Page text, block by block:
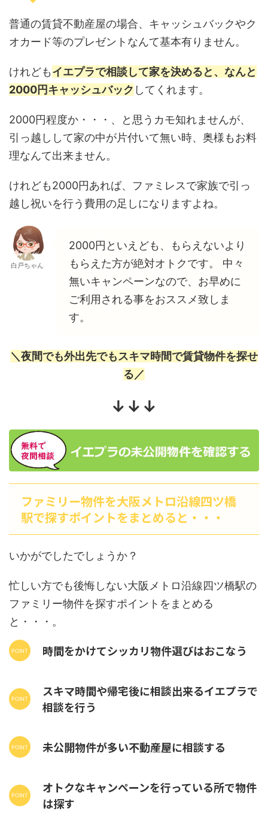
普通の賃貸不動産屋の場合、キャッシュバックやク
オカード等のプレゼントなんて基本有りません。
けれどもイエプラで相談して家を決めると、なんと
2000円キャッシュバック してくれます。
2000円程度か・・・、と思うカモ知れませんが、
引っ越しして家の中が片付いて無い時、奥様もお料
理なんて出来ません。
けれども2000円あれば、ファミレスで家族で引っ
越し祝いを行う費用の足しになりますよね。
白戸ちゃん
2000円といえども、もらえないより
もらえた方が絶対オトクです。 中々
無いキャンペーンなので、お早めに
ご利用される事をおススメ致しま
す。
＼夜間でも外出先でもスキマ時間で賃貸物件を探せ
る／
↓↓↓
ファミリー物件を大阪メトロ沿線四ツ橋
駅で探すポイントをまとめると・・・
いかがでしたでしょうか？
忙しい方でも後悔しない大阪メトロ沿線四ツ橋駅の
ファミリー物件を探すポイントをまとめる
と・・・。
時間をかけてシッカリ物件選びはおこなう
スキマ時間や帰宅後に相談出来るイエプラで
相談を行う
未公開物件が多い不動産屋に相談する
オトクなキャンペーンを行っている所で物件
は探す